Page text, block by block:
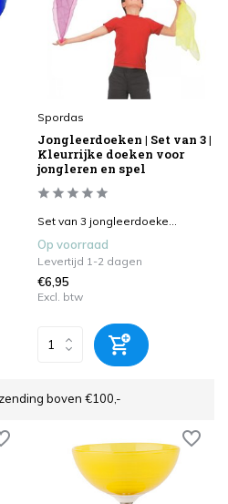
Spordas
Jongleerdoeken | Set van 3 |
Kleurrijke doeken voor
jongleren en spel
Set van 3 jongleerdoeke...
Op voorraad
Levertijd 1-2 dagen
€6,95
Excl. btw
boven €100,-